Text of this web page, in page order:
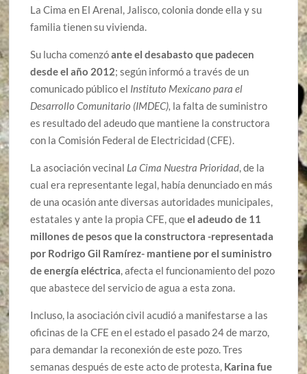
La Cima en El Arenal, Jalisco, colonia donde ella y su
familia tienen su vivienda.
Su lucha comenzóante el desabasto que padecen
desde el año 2012; según informó a través de un
comunicado público el Instituto Mexicano para el
Desarrollo Comunitario (IMDEC), la falta de suministro
es resultado del adeudo que mantiene la constructora
con la Comisión Federal de Electricidad (CFE).
La asociación vecinal La Cima Nuestra Prioridad, de la
cual era representante legal, había denunciado en más
de una ocasión ante diversas autoridades municipales,
estatales y ante la propia CFE, queel adeudo de 11
millones de pesos que la constructora -representada
por Rodrigo Gil Ramírez- mantiene por el suministro
de energía eléctrica, afecta el funcionamiento del pozo
que abastece del servicio de agua a esta zona.
Incluso, la asociación civil acudió a manifestarse a las
oficinas de la CFE en el estado el pasado 24 de marzo,
para demandar la reconexión de este pozo. Tres
semanas después de este acto de protesta, Karina fue